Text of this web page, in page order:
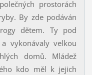
prostorách
By zde podáván
dětem. Ty pod
vykonávaly velkou
domů. Mládež
kdo měl k jejich